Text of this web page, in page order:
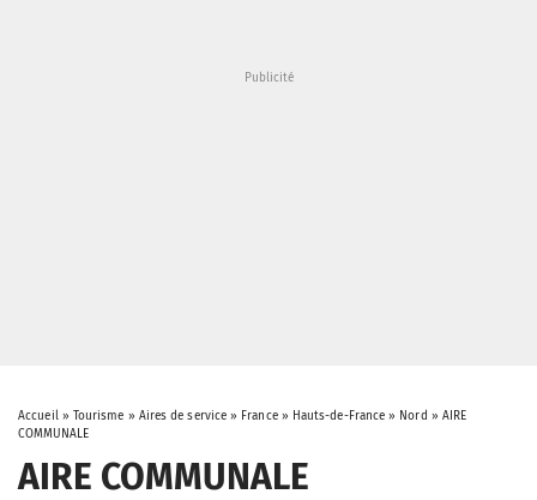
Accueil» Tourisme » Aires de service » France» Hauts-de-France » Nord » AIRE
COMMUNALE
AIRE COMMUNALE